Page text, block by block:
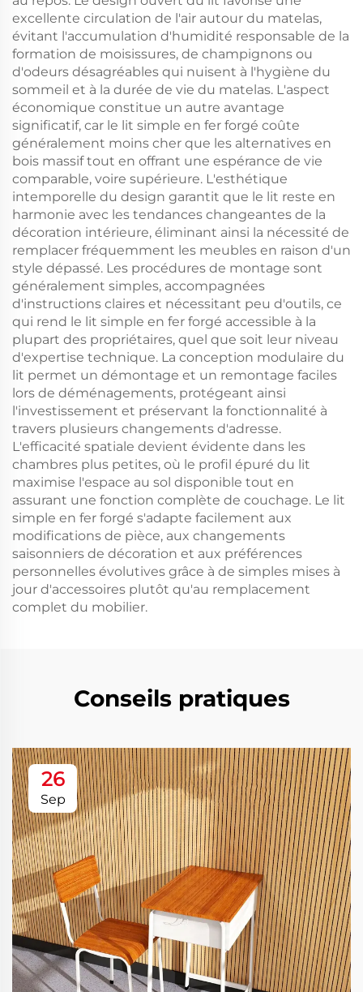
excellente circulation de l'air autour du matelas,
évitant l'accumulation d'humidité responsable de la
formation de moisissures, de champignons ou
d'odeurs désagréables qui nuisent à l'hygiène du
sommeil et à la durée de vie du matelas. L'aspect
économique constitue un autre avantage
significatif, car le lit simple en fer forgé coûte
généralement moins cher que les alternatives en
bois massif tout en offrant une espérance de vie
comparable, voire supérieure. L'esthétique
intemporelle du design garantit que le lit reste en
harmonie avec les tendances changeantes de la
décoration intérieure, éliminant ainsi la nécessité de
remplacer fréquemment les meubles en raison d'un
style dépassé. Les procédures de montage sont
généralement simples, accompagnées
d'instructions claires et nécessitant peu d'outils, ce
qui rend le lit simple en fer forgé accessible à la
plupart des propriétaires, quel que soit leur niveau
d'expertise technique. La conception modulaire du
lit permet un démontage et un remontage faciles
lors de déménagements, protégeant ainsi
l'investissement et préservant la fonctionnalité à
travers plusieurs changements d'adresse.
L'efficacité spatiale devient évidente dans les
chambres plus petites, où le profil épuré du lit
maximise l'espace au sol disponible tout en
assurant une fonction complète de couchage. Le lit
simple en fer forgé s'adapte facilement aux
modifications de pièce, aux changements
saisonniers de décoration et aux préférences
personnelles évolutives grâce à de simples mises à
jour d'accessoires plutôt qu'au remplacement
complet du mobilier.
Conseils pratiques
26
Sep